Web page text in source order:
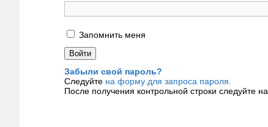
Запомнить меня
Забыли свой пароль?
Следуйте на форму для запроса пароля.
После получения контрольной строки следуйте на